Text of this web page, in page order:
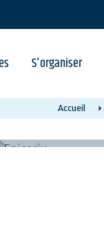
S'organiser
Accueil